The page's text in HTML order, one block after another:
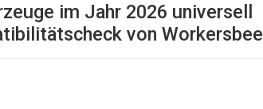
im Jahr 2026 universell
von Workersbee